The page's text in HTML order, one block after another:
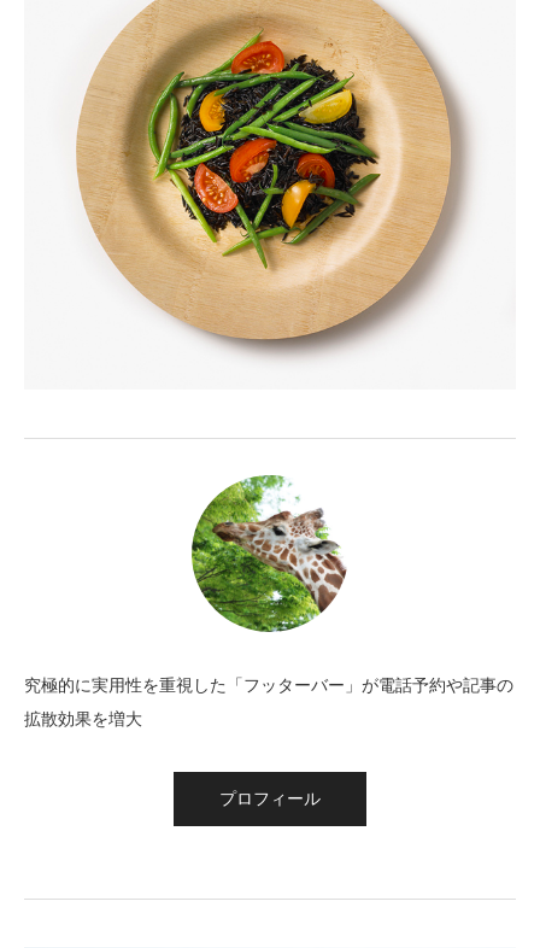
究極的に実用性を重視した「フッターバー」が電話予約や記事の
拡散効果を増大
プロフィール